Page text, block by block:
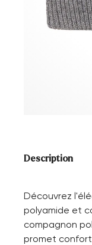
Description
Découvrez
polyamide et
compagnon
promet confort